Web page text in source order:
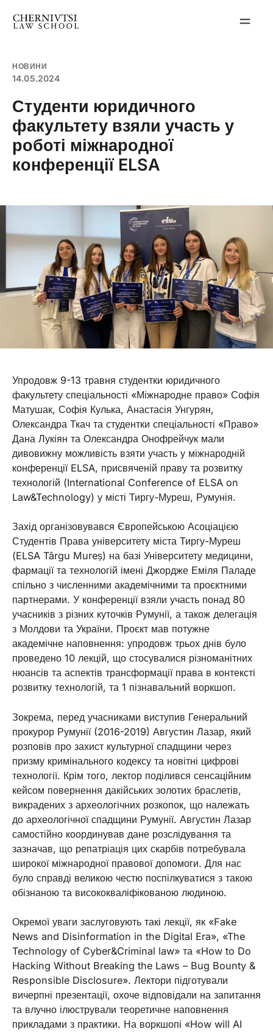
НОВИНИ
14.05.2024
Студенти юридичного
факультету взяли участь у
роботі міжнародної
конференції ELSA
Упродовж 9-13 травня студентки юридичного
факультету спеціальності «Міжнародне право» Софія
Матушак, Софія Кулька, Анастасія Унгурян,
Олександра Ткач та студентки спеціальності «Право»
Дана Лукіян та Олександра Онофрейчук мали
дивовижну можливість взяти участь у міжнародній
конференції ELSA, присвяченій праву та розвитку
технологій (International Conference of ELSA on
Law&Technology) у місті Тиргу-Муреш, Румунія.
Захід організовувався Європейською Асоціацією
Студентів Права університету міста Тиргу-Муреш
(ELSA Târgu Mureș) на базі Університету медицини,
фармації та технологій імені Джордже Еміля Паладе
спільно з численними академічними та проєктними
партнерами. У конференції взяли участь понад 80
учасників з різних куточків Румунії, а також делегація
з Молдови та України. Проєкт мав потужне
академічне наповнення: упродовж трьох днів було
проведено 10 лекцій, що стосувалися різноманітних
нюансів та аспектів трансформації права в контексті
розвитку технологій, та 1 пізнавальний воркшоп.
Зокрема, перед учасниками виступив Генеральний
прокурор Румунії (2016-2019) Августин Лазар, який
розповів про захист культурної спадщини через
призму кримінального кодексу та новітні цифрові
технології. Крім того, лектор поділився сенсаційним
кейсом повернення дакійських золотих браслетів,
викрадених з археологічних розкопок, що належать
до археологічної спадщини Румунії. Августин Лазар
самостійно координував дане розслідування та
зазначав, що репатріація цих скарбів потребувала
широкої міжнародної правової допомоги. Для нас
було справді великою честю поспілкуватися з такою
обізнаною та висококваліфікованою людиною.
Окремої уваги заслуговують такі лекції, як «Fake
News and Disinformation in the Digital Era», «The
Technology of Cyber&Criminal law» та «How to Do
Hacking Without Breaking the Laws – Bug Bounty &
Responsible Disclosure». Лектори підготували
вичерпні презентації, охоче відповідали на запитання
та влучно ілюстрували теоретичне наповнення
прикладами з практики. На воркшопі «How will AI